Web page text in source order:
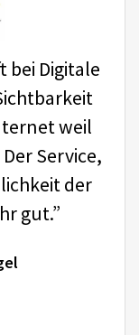
bei Digitale
weil
Service,
der
gut.”